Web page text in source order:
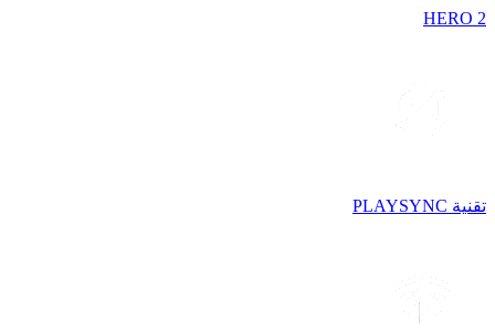
HERO 2
تقنية PLAYSYNC